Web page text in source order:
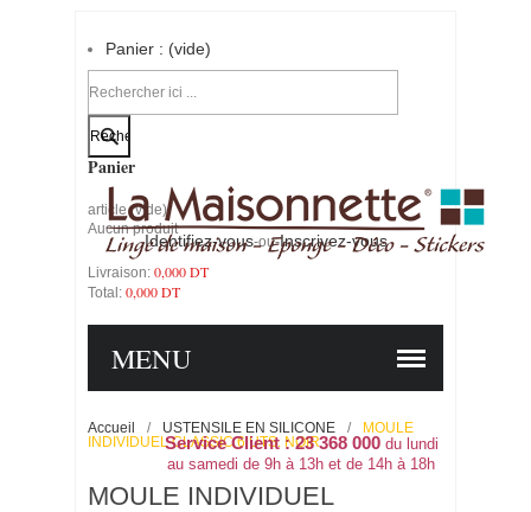
Identifiez-vous-ou-Inscrivez-vous
Panier : (vide)
Votre compte
Panier
article (vide)
Aucun produit
Livraison: 0,000 DT
Total: 0,000 DT
Service Client : 23 368 000du lundi
au samedi de 9h à 13h et de 14h à 18h
MENU
Accueil / USTENSILE EN SILICONE /
MOULE
INDIVIDUEL CLASSIC 6 UTS. NOIR
MOULE INDIVIDUEL